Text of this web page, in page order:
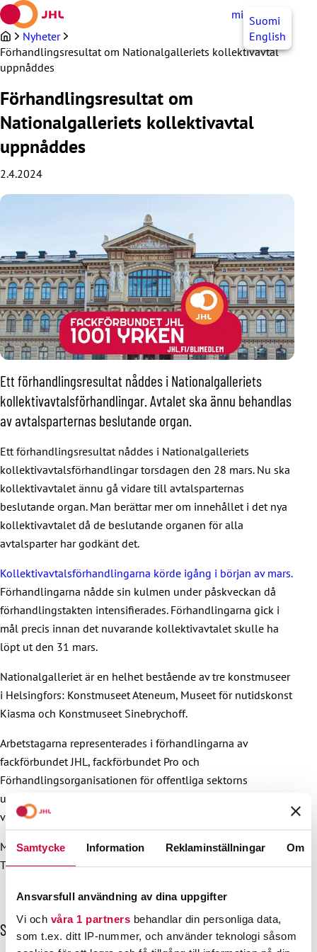
Samtycke Information Reklaminställningar Om
Ansvarsfull användning av dina uppgifter
Vi och våra 1 partners behandlar din personliga data,
som t.ex. ditt IP-nummer, och använder teknologi såsom
Hoppa
till
innehållet
mittJHL SV
Suomi
English
Nyheter
Förhandlingsresultat om Nationalgalleriets kollektivavtal
uppnåddes
Förhandlingsresultat om
Nationalgalleriets kollektivavtal
uppnåddes
2.4.2024
Ett förhandlingsresultat nåddes i Nationalgalleriets
kollektivavtalsförhandlingar. Avtalet ska ännu behandlas
av avtalsparternas beslutande organ.
Ett förhandlingsresultat nåddes i Nationalgalleriets
kollektivavtalsförhandlingar torsdagen den 28 mars. Nu ska
kollektivavtalet ännu gå vidare till avtalsparternas
beslutande organ. Man berättar mer om innehållet i det nya
kollektivavtalet då de beslutande organen för alla
avtalsparter har godkänt det.
Kollektivavtalsförhandlingarna körde igång i början av mars.
Förhandlingarna nådde sin kulmen under påskveckan då
förhandlingstakten intensifierades. Förhandlingarna gick i
mål precis innan det nuvarande kollektivavtalet skulle ha
löpt ut den 31 mars.
Nationalgalleriet är en helhet bestående av tre konstmuseer
i Helsingfors: Konstmuseet Ateneum, Museet för nutidskonst
Kiasma och Konstmuseet Sinebrychoff.
Arbetstagarna representerades i förhandlingarna av
fackförbundet JHL, fackförbundet Pro och
Förhandlingsorganisationen för offentliga sektorns
utbildade FOSU. Förhandlingsparten för arbetsgivarna har
varit Bildningsarbetsgivarna.
Mer information:
Tiina Sulin, avtalsexpert, 050 468 5571
H
o
Senaste nyheterna